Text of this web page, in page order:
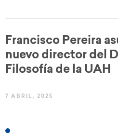
Francisco Pereira
nuevo director del
Filosofía de la UAH
7 ABRIL, 2025